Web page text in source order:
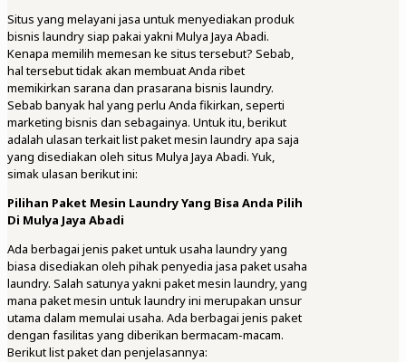
Situs yang melayani jasa untuk menyediakan produk
bisnis laundry siap pakai yakni Mulya Jaya Abadi.
Kenapa memilih memesan ke situs tersebut? Sebab,
hal tersebut tidak akan membuat Anda ribet
memikirkan sarana dan prasarana bisnis laundry.
Sebab banyak hal yang perlu Anda fikirkan, seperti
marketing bisnis dan sebagainya. Untuk itu, berikut
adalah ulasan terkait list paket mesin laundry apa saja
yang disediakan oleh situs Mulya Jaya Abadi. Yuk,
simak ulasan berikut ini:
Pilihan Paket Mesin Laundry Yang Bisa Anda Pilih
Di Mulya Jaya Abadi
Ada berbagai jenis paket untuk usaha laundry yang
biasa disediakan oleh pihak penyedia jasa paket usaha
laundry. Salah satunya yakni paket mesin laundry, yang
mana paket mesin untuk laundry ini merupakan unsur
utama dalam memulai usaha. Ada berbagai jenis paket
dengan fasilitas yang diberikan bermacam-macam.
Berikut list paket dan penjelasannya: